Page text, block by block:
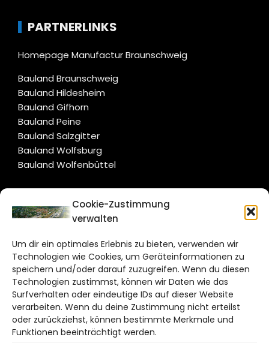
Cookie-Zustimmung
verwalten
Um dir ein optimales Erlebnis zu bieten, verwenden wir
Technologien wie Cookies, um Geräteinformationen zu
speichern und/oder darauf zuzugreifen. Wenn du diesen
Technologien zustimmst, können wir Daten wie das
Surfverhalten oder eindeutige IDs auf dieser Website
verarbeiten. Wenn du deine Zustimmung nicht erteilst
oder zurückziehst, können bestimmte Merkmale und
Funktionen beeinträchtigt werden.
PARTNERLINKS
Homepage Manufactur Braunschweig
Bauland Braunschweig
Bauland Hildesheim
Bauland Gifhorn
Bauland Peine
Bauland Salzgitter
Bauland Wolfsburg
Bauland Wolfenbüttel
CITYLIFE!
Bruchtorwall 12
38100 Braunschweig
Telefon: 0531 387220 – 65
DAS STADTMAGAZIN FÜR
WOLFSBURG